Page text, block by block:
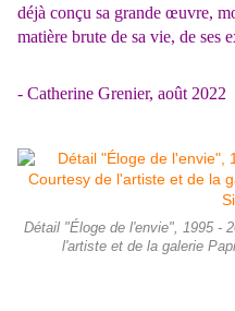
déjà conçu sa grande œuvre,
matière brute de sa vie, de ses
- Catherine Grenier, août 2022
Détail "Éloge de l'envie", 1995 -
l'artiste et de la galerie